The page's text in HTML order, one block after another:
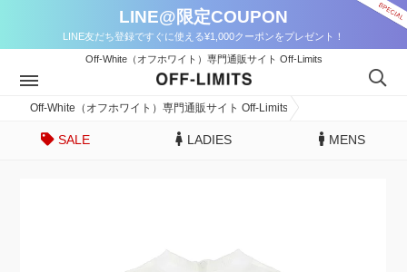
LINE@限定COUPON
LINE友だち登録ですぐに使える¥1,000クーポンをプレゼント！
Off-White（オフホワイト）専門通販サイト Off-Limits
Off-White（オフホワイト）専門通販サイト Off-Limits
SALE LADIES MENS